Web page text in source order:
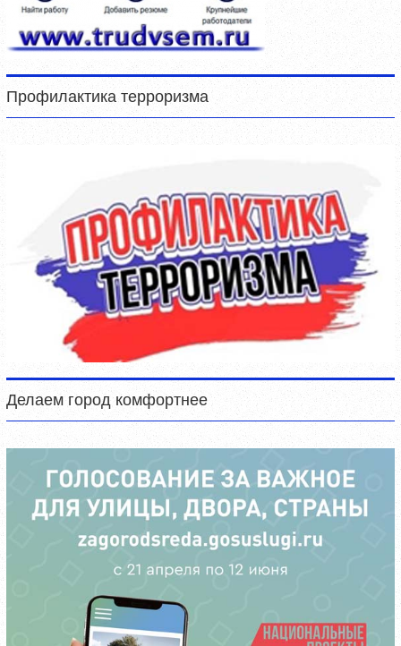
Профилактика терроризма
Делаем город комфортнее